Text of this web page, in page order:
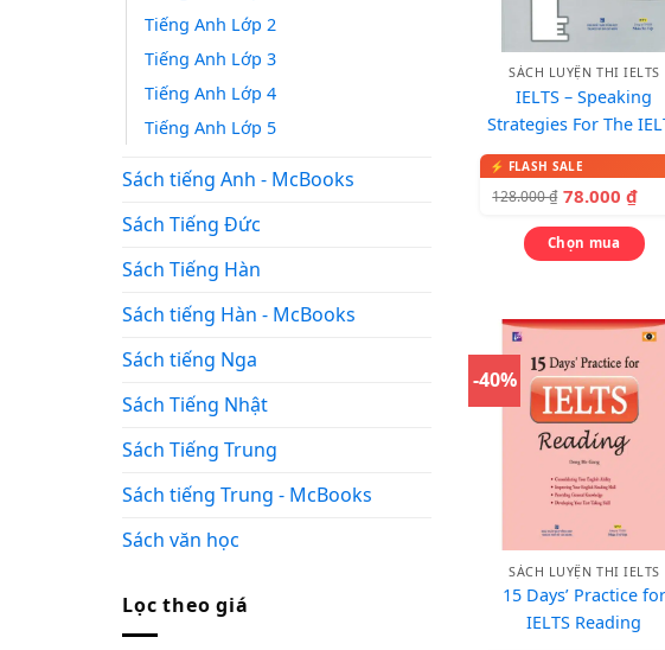
Tiếng Anh Lớp 2
Tiếng Anh Lớp 3
Tiếng Anh Lớp 4
Tiếng Anh Lớp 5
Sách tiếng Anh - McBooks
Sách Tiếng Đức
Sách Tiếng Hàn
Sách tiếng Hàn - McBooks
Sách tiếng Nga
Sách Tiếng Nhật
Sách Tiếng Trung
Sách tiếng Trung - McBooks
Sách văn học
Lọc theo giá
SÁCH LUYỆN THI IELTS
IELTS – Speaking
Strategies For The
Test
128.000₫ 78.000 ₫
Chọn mua
-40%
SÁCH LUYỆN THI IELTS
15 Days’ Practice for
IELTS Reading